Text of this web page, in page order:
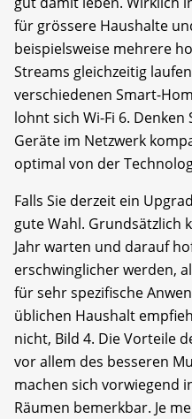
für grössere Haushalte
beispielsweise mehrere
Streams gleichzeitig
verschiedenen Smart-
lohnt sich Wi-Fi 6.
Geräte im Netzwerk
optimal von der
Falls Sie derzeit ein
gute Wahl. Grundsätzlich
Jahr warten und darauf
erschwinglicher werden,
für sehr spezifische
üblichen Haushalt
nicht, Bild 4. Die Vorteile
vor allem des besseren
machen sich vorwiegend
Räumen bemerkbar. Je